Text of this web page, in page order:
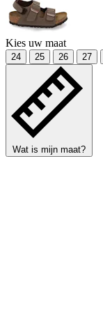
Kies uw maat
24 25 26 27
Wat is mijn maat?